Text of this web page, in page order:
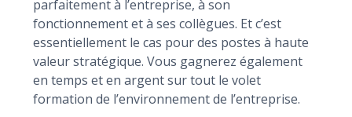
parfaitement à l’entreprise, à son
fonctionnement et à ses collègues. Et c’est
essentiellement le cas pour des postes à haute
valeur stratégique. Vous gagnerez également
en temps et en argent sur tout le volet
formation de l’environnement de l’entreprise.